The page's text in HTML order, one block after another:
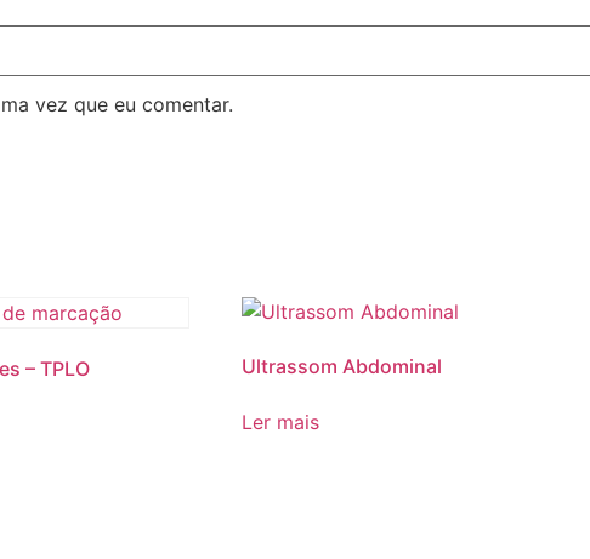
vez que eu comentar.
– TPLO Ultrassom Abdominal
Ler mais